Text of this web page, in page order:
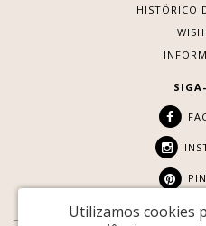
HISTÓRICO
Utilizamos cookies